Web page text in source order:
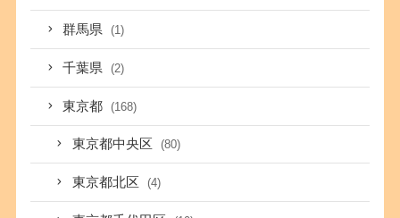
群馬県 (1)
千葉県 (2)
東京都 (168)
東京都中央区 (80)
東京都北区 (4)